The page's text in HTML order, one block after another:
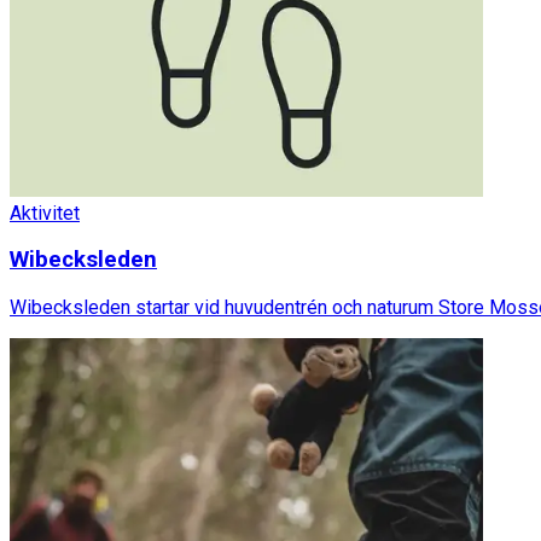
Aktivitet
Wibecksleden
Wibecksleden startar vid huvudentrén och naturum Store